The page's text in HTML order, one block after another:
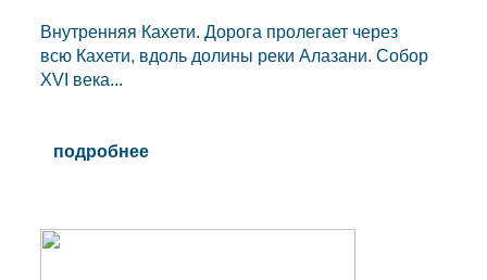
Внутренняя Кахети. Дорога пролегает через
всю Кахети, вдоль долины реки Алазани. Собор
XVI века...
подробнее